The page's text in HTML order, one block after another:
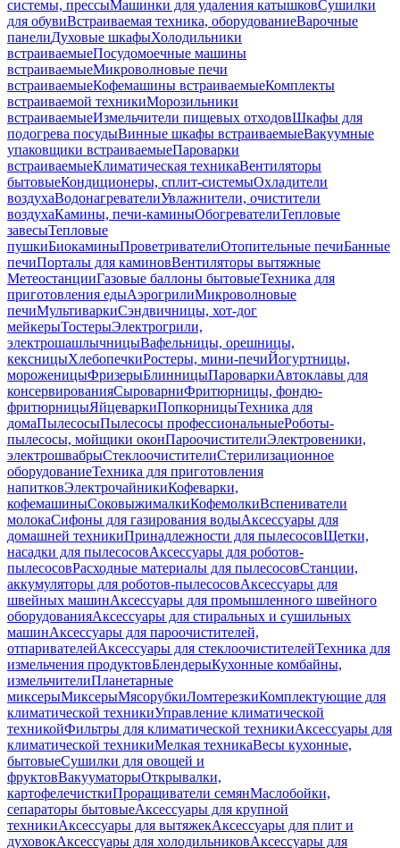
системы, прессыМашинки для удаления катышковСушилки
для обувиВстраиваемая техника, оборудованиеВарочные
панелиДуховые шкафыХолодильники
встраиваемыеПосудомоечные машины
встраиваемыеМикроволновые печи
встраиваемыеКофемашины встраиваемыеКомплекты
встраиваемой техникиМорозильники
встраиваемыеИзмельчители пищевых отходовШкафы для
подогрева посудыВинные шкафы встраиваемыеВакуумные
упаковщики встраиваемыеПароварки
встраиваемыеКлиматическая техникаВентиляторы
бытовыеКондиционеры, сплит-системыОхладители
воздухаВодонагревателиУвлажнители, очистители
воздухаКамины, печи-каминыОбогревателиТепловые
завесыТепловые
пушкиБиокаминыПроветривателиОтопительные печиБанные
печиПорталы для каминовВентиляторы вытяжные
МетеостанцииГазовые баллоны бытовыеТехника для
приготовления едыАэрогрилиМикроволновые
печиМультиваркиСэндвичницы, хот-дог
мейкерыТостерыЭлектрогрили,
электрошашлычницыВафельницы, орешницы,
кексницыХлебопечкиРостеры, мини-печиЙогуртницы,
мороженицыФризерыБлинницыПароваркиАвтоклавы для
консервированияСыроварниФритюрницы, фондю-
фритюрницыЯйцеваркиПопкорницыТехника для
домаПылесосыПылесосы профессиональныеРоботы-
пылесосы, мойщики оконПароочистителиЭлектровеники,
электрошвабрыСтеклоочистителиСтерилизационное
оборудованиеТехника для приготовления
напитковЭлектрочайникиКофеварки,
кофемашиныСоковыжималкиКофемолкиВспениватели
молокаСифоны для газирования водыАксессуары для
домашней техникиПринадлежности для пылесосовЩетки,
насадки для пылесосовАксессуары для роботов-
пылесосовРасходные материалы для пылесосовСтанции,
аккумуляторы для роботов-пылесосовАксессуары для
швейных машинАксессуары для промышленного швейного
оборудованияАксессуары для стиральных и сушильных
машинАксессуары для пароочистителей,
отпаривателейАксессуары для стеклоочистителейТехника для
измельчения продуктовБлендерыКухонные комбайны,
измельчителиПланетарные
миксерыМиксерыМясорубкиЛомтерезкиКомплектующие для
климатической техникиУправление климатической
техникойФильтры для климатической техникиАксессуары для
климатической техникиМелкая техникаВесы кухонные,
бытовыеСушилки для овощей и
фруктовВакууматорыОткрывалки,
картофелечисткиПроращиватели семянМаслобойки,
сепараторы бытовыеАксессуары для крупной
техникиАксессуары для вытяжекАксессуары для плит и
духовокАксессуары для холодильниковАксессуары для